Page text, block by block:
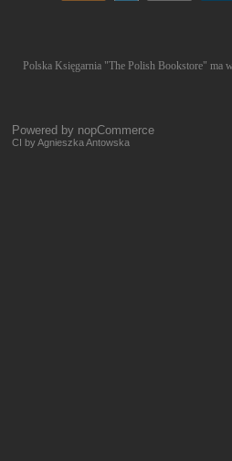
Polska Księgarnia "The Polish Bookstore" ma
Powered by nopCommerce
CI by Agnieszka Antowska